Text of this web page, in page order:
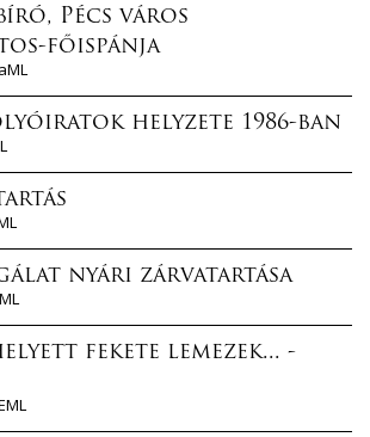
Pécs város
főispánja
helyzete 1986-ban
nyári zárvatartása
fekete lemezek... -